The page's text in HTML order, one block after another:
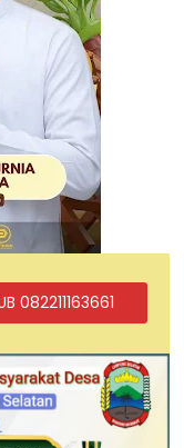
082211163661